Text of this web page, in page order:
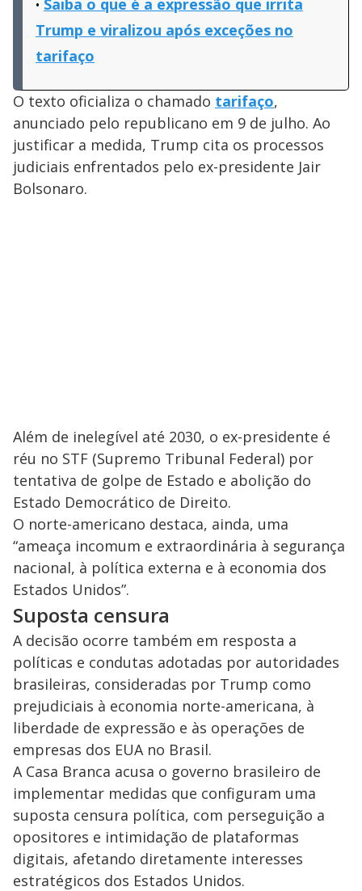
Saiba o que é a expressão que irrita
Trump e viralizou após exceções no
tarifaço
O texto oficializa o chamado tarifaço,
anunciado pelo republicano em 9 de julho. Ao
justificar a medida, Trump cita os processos
judiciais enfrentados pelo ex-presidente Jair
Bolsonaro.
Além de inelegível até 2030, o ex-presidente é
réu no STF (Supremo Tribunal Federal) por
tentativa de golpe de Estado e abolição do
Estado Democrático de Direito.
O norte-americano destaca, ainda, uma
“ameaça incomum e extraordinária à segurança
nacional, à política externa e à economia dos
Estados Unidos”.
Suposta censura
A decisão ocorre também em resposta a
políticas e condutas adotadas por autoridades
brasileiras, consideradas por Trump como
prejudiciais à economia norte-americana, à
liberdade de expressão e às operações de
empresas dos EUA no Brasil.
A Casa Branca acusa o governo brasileiro de
implementar medidas que configuram uma
suposta censura política, com perseguição a
opositores e intimidação de plataformas
digitais, afetando diretamente interesses
estratégicos dos Estados Unidos.